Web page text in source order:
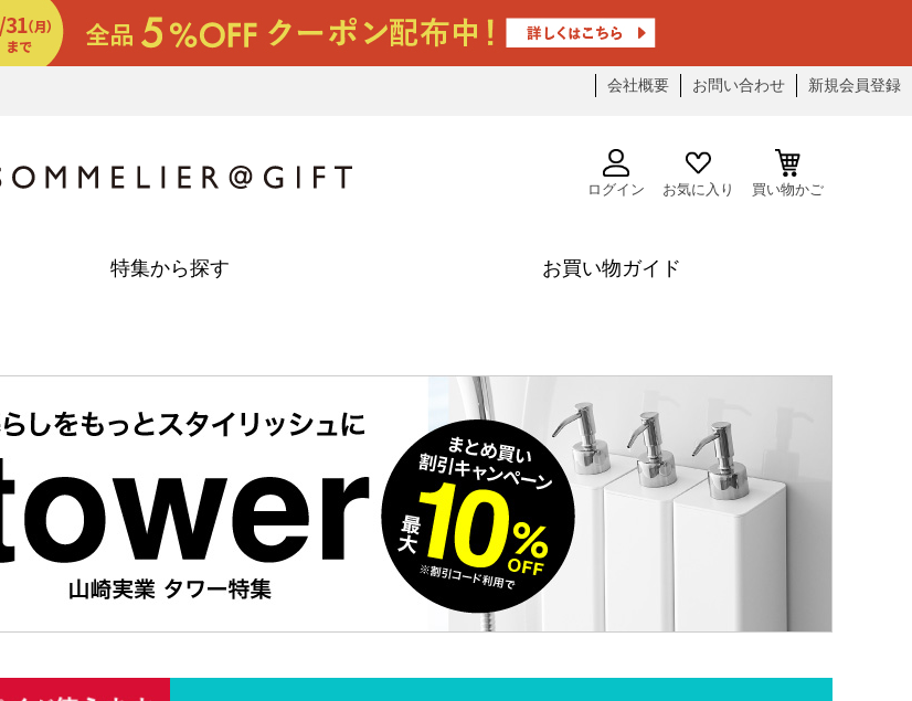
会社概要 お問い合わせ 新規会員登録
ログイン お気に入り 買い物かご
特集から探す お買い物ガイド